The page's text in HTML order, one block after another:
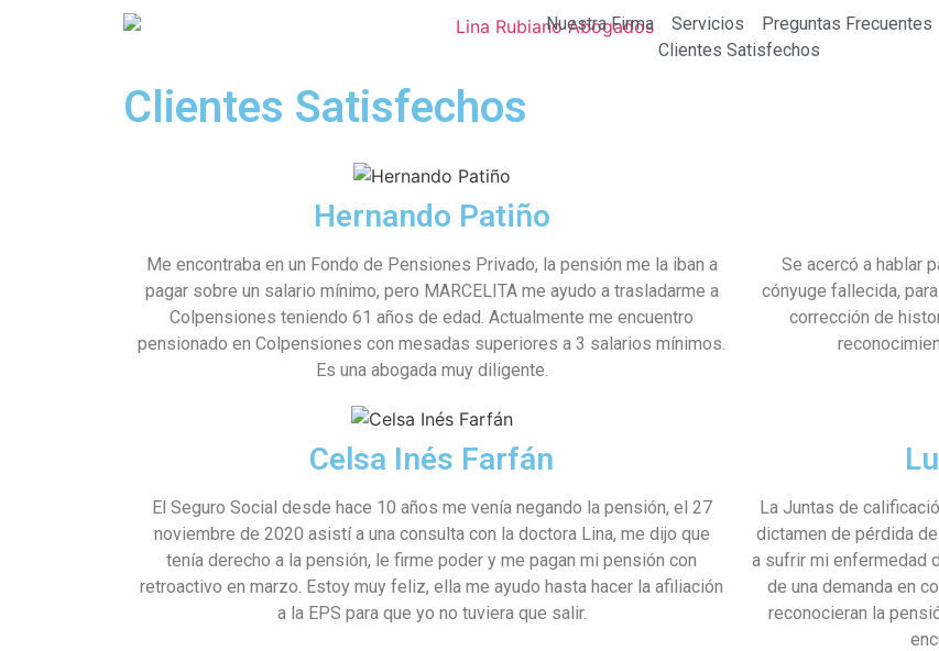
Nuestra Firma Servicios
Preguntas Frecuentes
Clientes Satisfechos
Clientes Satisfechos
Hernando Patiño
Me encontraba en un Fondo de Pensiones Privado, la pensión me la iban a
pagar sobre un salario mínimo, pero MARCELITA me ayudo a trasladarme a
Colpensiones teniendo 61 años de edad. Actualmente me encuentro
pensionado en Colpensiones con mesadas superiores a 3 salarios mínimos.
Es una abogada muy diligente.
Se acercó a hablar
cónyuge fallecida,
corrección de
Celsa Inés Farfán
El Seguro Social desde hace 10 años me venía negando la pensión, el 27
noviembre de 2020 asistí a una consulta con la doctora Lina, me dijo que
tenía derecho a la pensión, le firme poder y me pagan mi pensión con
retroactivo en marzo. Estoy muy feliz, ella me ayudo hasta hacer la afiliación
a la EPS para que yo no tuviera que salir.
La Juntas de
dictamen de pérdida
a sufrir mi enfermedad
de una demanda en
reconocieran la